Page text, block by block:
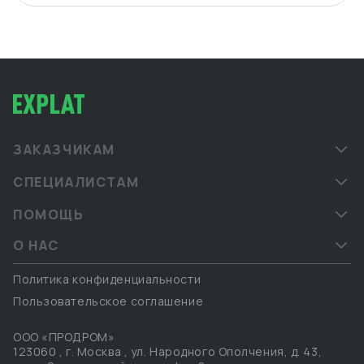
ЗАКАЗЧИКАМ
СПЕЦИАЛИСТАМ
ПОМОЩЬ
О НАС
Политика конфиденциальности
Пользовательское соглашение
ООО «ПРОДРОМ»
123060 , г. Москва , ул. Народного Ополчения, д. 43,